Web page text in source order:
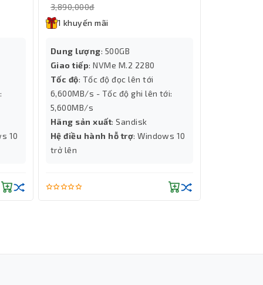
10
3,890,000đ
1 khuyến mãi
Dung lượng: 500GB
Giao tiếp: NVMe M.2 2280
Tốc độ: Tốc độ đọc lên tới
6,600MB/s - Tốc độ ghi lên tới:
5,600MB/s
Hãng sản xuất: Sandisk
Hệ điều hành hỗ trợ: Windows 10
trở lên
Thành Nhân TNC